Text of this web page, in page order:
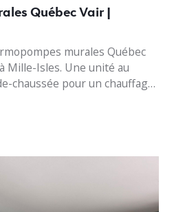
Québec Vair |
murales Québec
Mille-Isles. Une unité au
chaussée pour un chauffage